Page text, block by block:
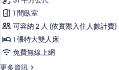
陽
台
的
所
有
特
大
雙
人
床,
陽
台
的
行
政
客
房,
1 間臥室
可容納 2 人 (依實際入住人數計費)
1 張特大雙人床
免費無線上網
更多資訊
更